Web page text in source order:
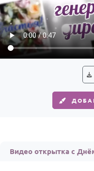
Юбилей
Свадьба
Годовщина свадьбы
Календарь
Женщине
Мужчине
Детям
Видео открытка с